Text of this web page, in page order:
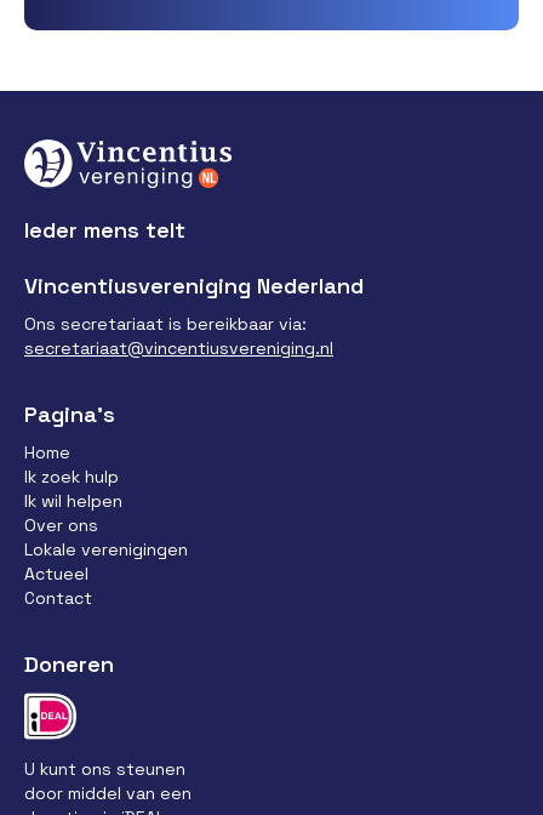
Ieder mens telt
Vincentiusvereniging Nederland
Ons secretariaat is bereikbaar via:
secretariaat@vincentiusvereniging.nl
Pagina’s
Home
Ik zoek hulp
Ik wil helpen
Over ons
Lokale verenigingen
Actueel
Contact
Doneren
U kunt ons steunen
door middel van een